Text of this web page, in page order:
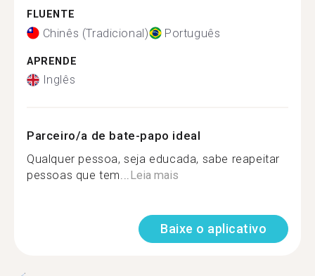
FLUENTE
Chinês (Tradicional) Português
APRENDE
Inglês
Parceiro/a de bate-papo ideal
Qualquer pessoa, seja educada, sabe reapeitar
pessoas que tem...Leia mais
Baixe o aplicativo